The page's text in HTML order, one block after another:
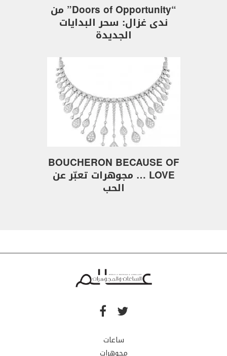
“Doors of Opportunity” من
ندى غزال: سحر البدايات
الجديدة
BOUCHERON BECAUSE OF
LOVE … مجوهرات تعبّر عن
الحب
ساعات
مجوهرات